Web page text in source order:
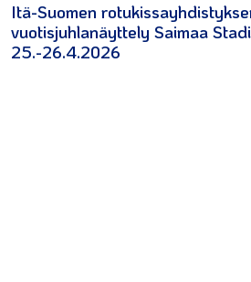
Itä-Suomen
vuotisjuhlanäyttely Saimaa
25.-26.4.2026